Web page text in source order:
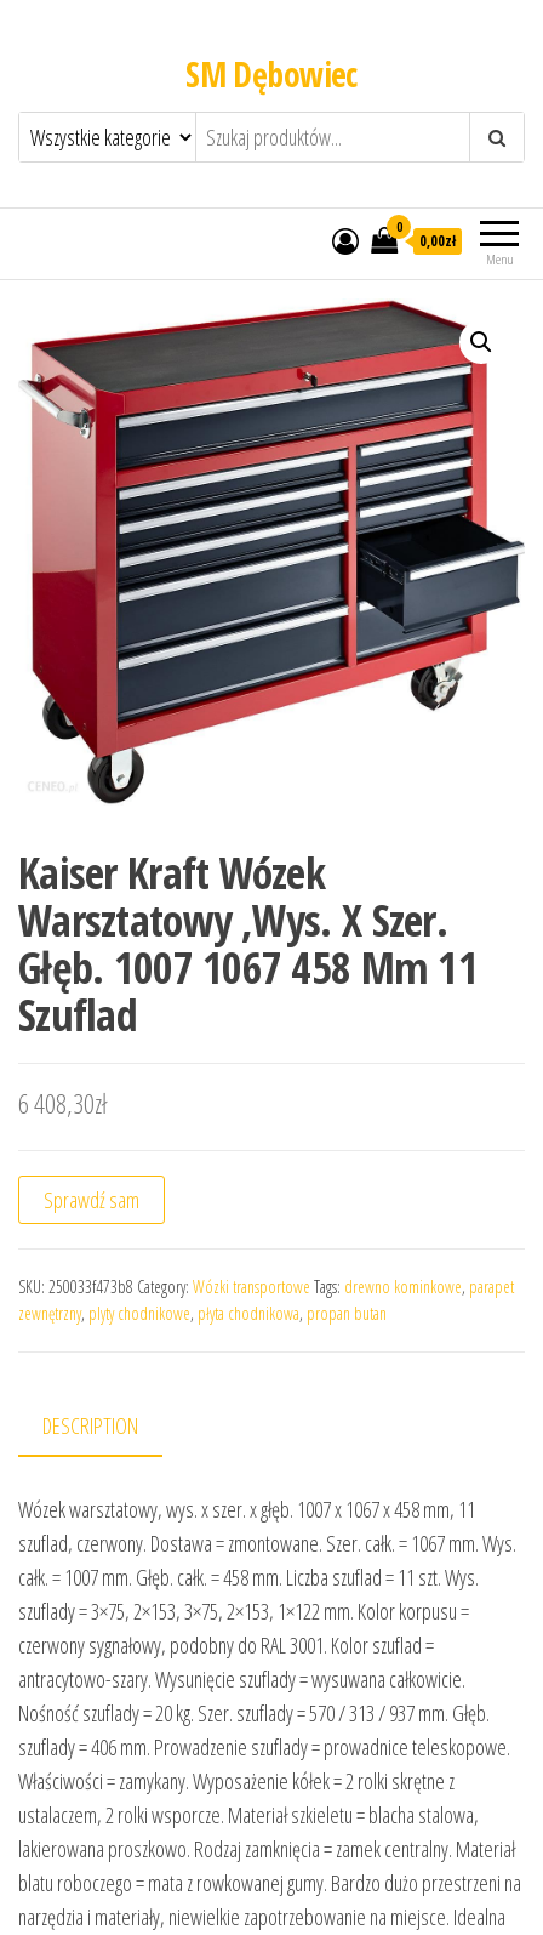
SM Dębowiec
Menu
0
0,00zł
Kaiser Kraft Wózek
Warsztatowy ,Wys. X Szer.
Głęb. 1007 1067 458 Mm 11
Szuflad
6 408,30zł
Sprawdź sam
SKU: 250033f473b8 Category: Wózki transportowe Tags: drewno kominkowe, parapet
zewnętrzny, plyty chodnikowe, płyta chodnikowa, propan butan
DESCRIPTION
Wózek warsztatowy, wys. x szer. x głęb. 1007 x 1067 x 458 mm, 11
szuflad, czerwony. Dostawa = zmontowane. Szer. całk. = 1067 mm. Wys.
całk. = 1007 mm. Głęb. całk. = 458 mm. Liczba szuflad = 11 szt. Wys.
szuflady = 3×75, 2×153, 3×75, 2×153, 1×122 mm. Kolor korpusu =
czerwony sygnałowy, podobny do RAL 3001. Kolor szuflad =
antracytowo-szary. Wysunięcie szuflady = wysuwana całkowicie.
Nośność szuflady = 20 kg. Szer. szuflady = 570 / 313 / 937 mm. Głęb.
szuflady = 406 mm. Prowadzenie szuflady = prowadnice teleskopowe.
Właściwości = zamykany. Wyposażenie kółek = 2 rolki skrętne z
ustalaczem, 2 rolki wsporcze. Materiał szkieletu = blacha stalowa,
lakierowana proszkowo. Rodzaj zamknięcia = zamek centralny. Materiał
blatu roboczego = mata z rowkowanej gumy. Bardzo dużo przestrzeni na
narzędzia i materiały, niewielkie zapotrzebowanie na miejsce. Idealna